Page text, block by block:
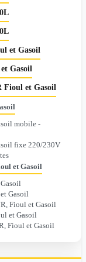
et Gasoil
Gasoil
Fioul et Gasoil
mobile -
fixe 220/230V
et Gasoil
Gasoil
Fioul et Gasoil
et Gasoil
Fioul et Gasoil